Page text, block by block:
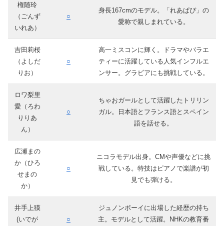
権随玲
（ごんず
いれあ）
○
身長167cmのモデル。「れあぱぴ」の
愛称で親しまれている。
吉田莉桜
（よしだ
りお）
○
高一ミスコンに輝く。ドラマやバラエ
ティーに活躍している人気インフルエ
ンサー。グラビアにも挑戦している。
ロワ梨里
愛（ろわ
りりあ
ん）
○
ちゃおガールとして活躍したトリリン
ガル。日本語とフランス語とスペイン
語を話せる。
広瀬まの
か（ひろ
せまの
か）
○
ニコラモデル出身。CMや声優などに挑
戦している。特技はピアノで楽譜が初
見でも弾ける。
井手上獏
(いでが
○
ジュノンボーイに出場した経歴の持ち
主。モデルとして活躍。NHKの教育番